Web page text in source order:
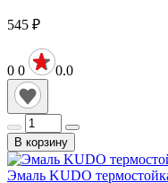
545 ₽
0 0 0.0
В корзину
Эмаль KUDO